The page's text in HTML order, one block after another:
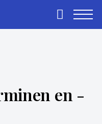
Primary
en -